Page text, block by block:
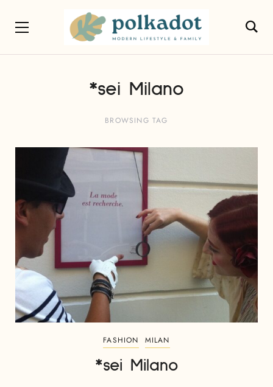
*sei Milano
BROWSING TAG
FASHION MILAN
*sei Milano